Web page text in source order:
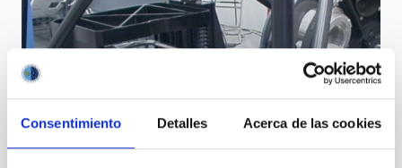
Consentimiento Detalles Acerca de las cookies